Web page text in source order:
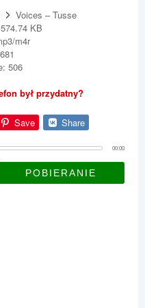
Voices – Tusse
KB
m4r
506
był przydatny?
Save Share
00:00